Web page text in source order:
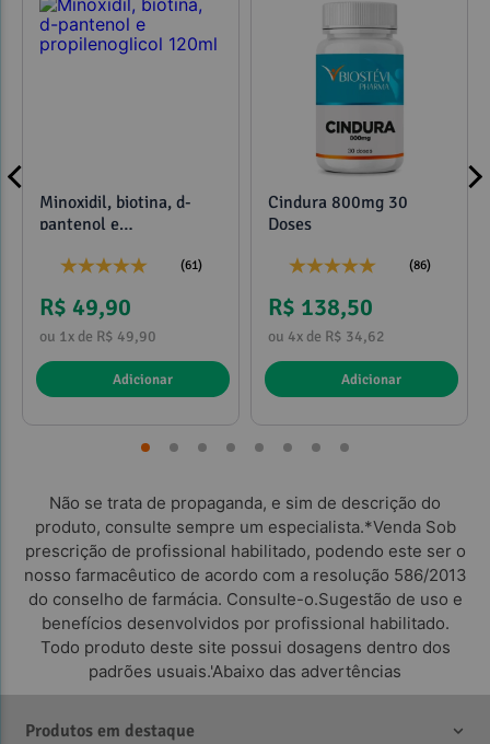
Minoxidil, biotina, d-
pantenol e
(61)
R$ 49,90
ou 1x de R$ 49,90
Adicionar
Cindura 800mg 30
Doses
(86)
R$ 138,50
ou 4x de R$ 34,62
Adicionar
Não se trata de propaganda, e sim de descrição do
produto, consulte sempre um especialista.*Venda Sob
prescrição de profissional habilitado, podendo este ser o
nosso farmacêutico de acordo com a resolução 586/2013
do conselho de farmácia. Consulte-o.Sugestão de uso e
benefícios desenvolvidos por profissional habilitado.
Todo produto deste site possui dosagens dentro dos
padrões usuais.'Abaixo das advertências
Produtos em destaque